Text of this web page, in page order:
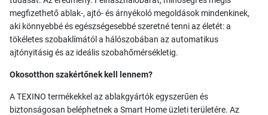
megfizethető ablak-, ajtó- és árnyékoló megoldások mindenkinek,
aki könnyebbé és egészségesebbé szeretné tenni az életét: a
tökéletes szobaklímától a hálószobában az automatikus
ajtónyitásig és az ideális szobahőmérsékletig.
Okosotthon szakértőnek kell lennem?
A TEXINO termékekkel az ablakgyártók egyszerűen és
biztonságosan beléphetnek a Smart Home üzleti területére. Az